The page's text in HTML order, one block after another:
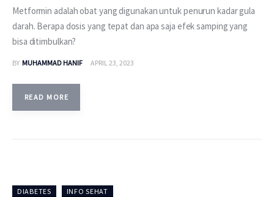
Untuk Anda
Berita
Layanan
Metformin adalah obat yang digunakan untuk penurun kadar gula
darah. Berapa dosis yang tepat dan apa saja efek samping yang
bisa ditimbulkan?
BY MUHAMMAD HANIF APRIL 23, 2023
READ MORE
DIABETES INFO SEHAT